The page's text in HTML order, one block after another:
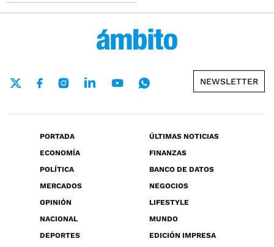
NEWSLETTER
PORTADA
ÚLTIMAS NOTICIAS
ECONOMÍA
FINANZAS
POLÍTICA
BANCO DE DATOS
MERCADOS
NEGOCIOS
OPINIÓN
LIFESTYLE
NACIONAL
MUNDO
DEPORTES
EDICIÓN IMPRESA